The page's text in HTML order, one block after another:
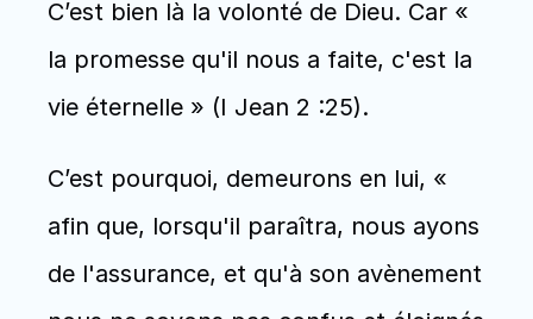
C’est bien là la volonté de Dieu. Car «
la promesse qu'il nous a faite, c'est la
vie éternelle » (I Jean 2 :25).
C’est pourquoi, demeurons en lui, «
afin que, lorsqu'il paraîtra, nous ayons
de l'assurance, et qu'à son avènement